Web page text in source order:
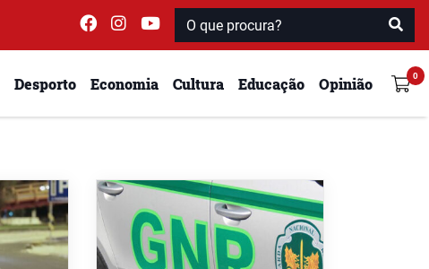
Desporto Economia Cultura Educação Opinião